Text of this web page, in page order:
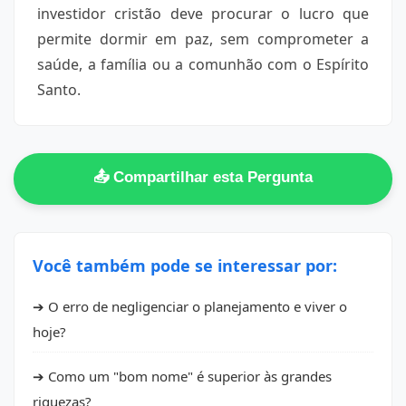
investidor cristão deve procurar o lucro que
permite dormir em paz, sem comprometer a
saúde, a família ou a comunhão com o Espírito
Santo.
📤 Compartilhar esta Pergunta
Você também pode se interessar por:
➔ O erro de negligenciar o planejamento e viver o
hoje?
➔ Como um "bom nome" é superior às grandes
riquezas?